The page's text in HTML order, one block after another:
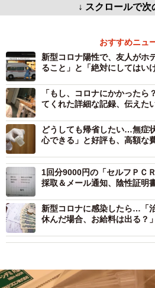
↓ スクロールで次
おすすめニュ
新型コロナ陽性で、友人がホ
ること」と「絶対にしてはい
「もし、コロナにかかったら
てくれた詳細な記録、伝えた
どうしても帰省したい…無症
心できる」と好評も、高額な
1回分9000円の「セルフＰＣ
採取＆メール通知、陰性証明
新型コロナに感染したら…「
休んだ場合、お給料は出る？